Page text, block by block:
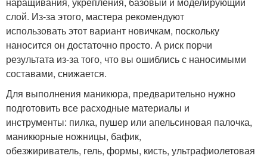
слой. Из-за этого, мастера рекомендуют
использовать этот вариант новичкам, поскольку
наносится он достаточно просто. А риск порчи
результата из-за того, что вы ошиблись с наносимыми
составами, снижается.
Для выполнения маникюра, предварительно нужно
подготовить все расходные материалы и
инструменты: пилка, пушер или апельсиновая палочка,
маникюрные ножницы, бафик,
обезжириватель, гель, формы, кисть, ультрафиолетовая